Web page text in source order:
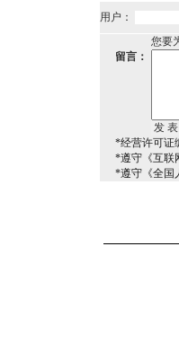
用户：
您要
留言：
*经营许可证
*遵守《互联
*遵守《全国